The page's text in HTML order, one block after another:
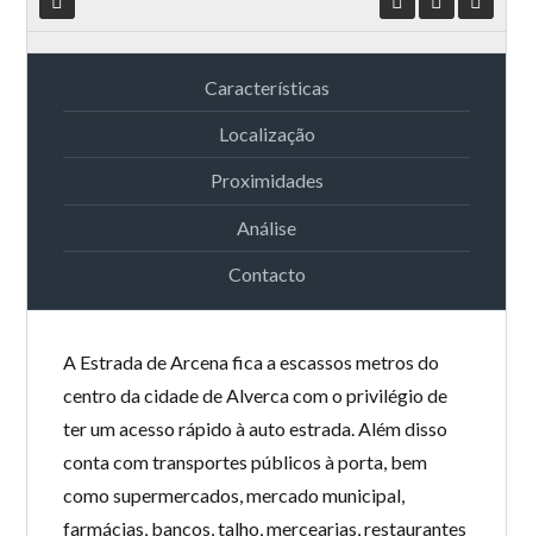
Características
Localização
Proximidades
Análise
Contacto
A Estrada de Arcena fica a escassos metros do
centro da cidade de Alverca com o privilégio de
ter um acesso rápido à auto estrada. Além disso
conta com transportes públicos à porta, bem
como supermercados, mercado municipal,
farmácias, bancos, talho, mercearias, restaurantes